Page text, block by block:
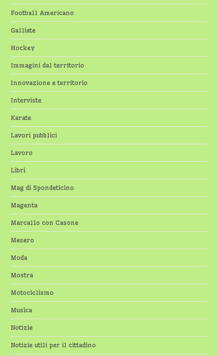
Football Americano
Galliate
Hockey
Immagini dal territorio
Innovazione e territorio
Interviste
Karate
Lavori pubblici
Lavoro
Libri
Mag di Spondeticino
Magenta
Marcallo con Casone
Mesero
Moda
Mostra
Motociclismo
Musica
Notizie
Notizie utili per il cittadino